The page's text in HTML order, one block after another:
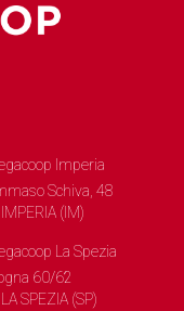
Imperia
Schiva, 48
(IM)
La Spezia
60/62
SPEZIA (SP)